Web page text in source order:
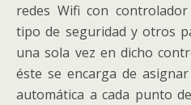
redes Wifi con
tipo de seguridad y otros
una sola vez en dicho
éste se encarga de
automática a cada punto